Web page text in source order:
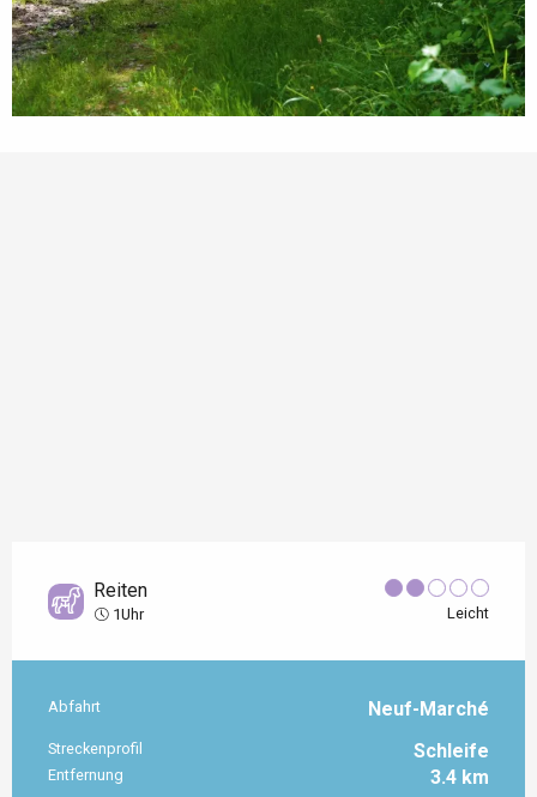
Reiten
1Uhr Leicht
Praktische Informationen
Abfahrt Neuf-Marché
Streckenprofil Schleife
Entfernung 3.4 km